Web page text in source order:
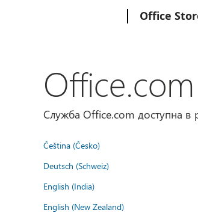
Office
Office.com
Служба Office.com доступна в
Čeština (Česko)
Deutsch (Schweiz)
English (India)
English (New Zealand)